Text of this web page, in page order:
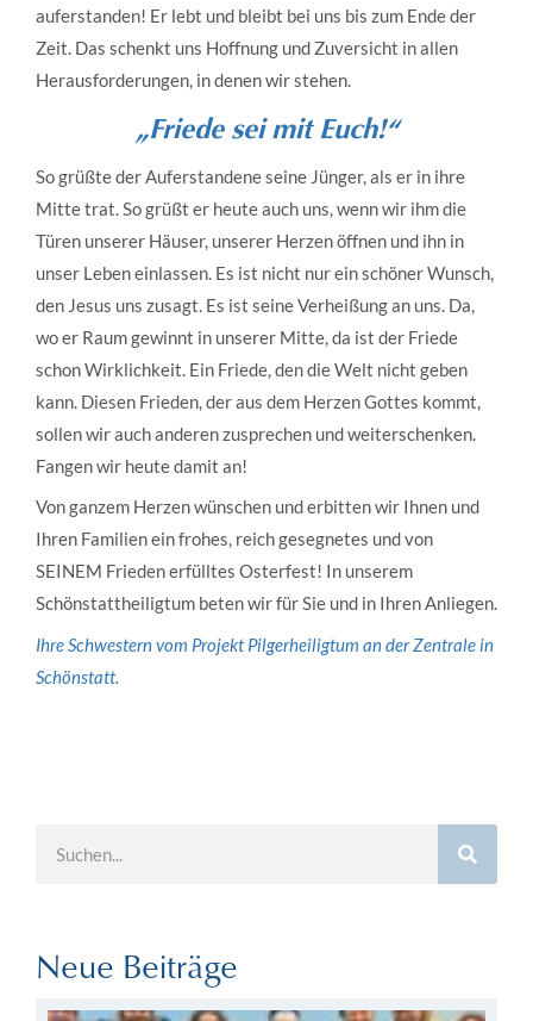
auferstanden! Er lebt und bleibt bei uns bis zum Ende der
Zeit. Das schenkt uns Hoffnung und Zuversicht in allen
Herausforderungen, in denen wir stehen.
„Friede sei mit Euch!“
So grüßte der Auferstandene seine Jünger, als er in ihre
Mitte trat. So grüßt er heute auch uns, wenn wir ihm die
Türen unserer Häuser, unserer Herzen öffnen und ihn in
unser Leben einlassen. Es ist nicht nur ein schöner Wunsch,
den Jesus uns zusagt. Es ist seine Verheißung an uns. Da,
wo er Raum gewinnt in unserer Mitte, da ist der Friede
schon Wirklichkeit. Ein Friede, den die Welt nicht geben
kann. Diesen Frieden, der aus dem Herzen Gottes kommt,
sollen wir auch anderen zusprechen und weiterschenken.
Fangen wir heute damit an!
Von ganzem Herzen wünschen und erbitten wir Ihnen und
Ihren Familien ein frohes, reich gesegnetes und von
SEINEM Frieden erfülltes Osterfest! In unserem
Schönstattheiligtum beten wir für Sie und in Ihren Anliegen.
Ihre Schwestern vom Projekt Pilgerheiligtum an der Zentrale in
Schönstatt.
Neue Beiträge